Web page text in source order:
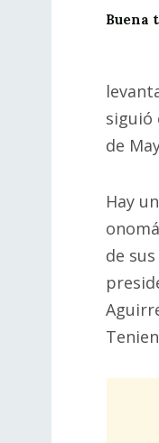
Buena
siguió
de
Hay
de